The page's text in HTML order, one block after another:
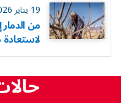
19 يناير 2026
من